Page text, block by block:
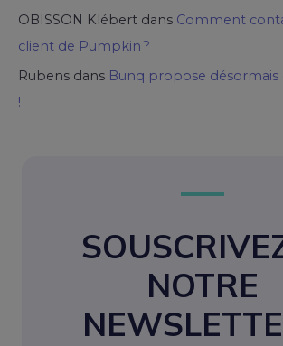
OBISSON Klébert dans Comment
client de Pumpkin ?
Rubens dans Bunq propose désormais
!
NOTRE